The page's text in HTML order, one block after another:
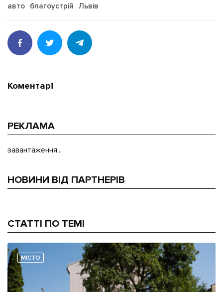
авто благоустрій Львів
Коментарі
РЕКЛАМА
завантаження...
НОВИНИ ВІД ПАРТНЕРІВ
СТАТТІ ПО ТЕМІ
МІСТО